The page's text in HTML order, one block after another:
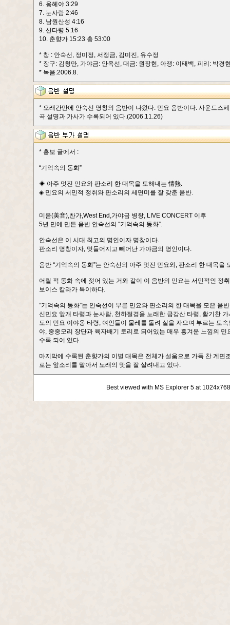
6. 옹헤야 3:29
7. 눈사람 2:46
8. 남원산성 4:16
9. 산타령 5:16
10. 춘향가 15:23 총 53:00
* 창 : 안숙선, 정미정, 서정금, 김미진, 유수정
* 장구: 김청만, 가야금: 안옥선, 대금: 원장현, 아쟁: 이태백, 피리: 박경
* 녹음:2006.8.
* 오래간만에 안숙선 명창의 음반이 나왔다. 민요 음반이다. 사운드스
곡 설명과 가사가 수록되어 있다.(2006.11.26)
* 홍보 글에서 :
“기억속의 동화”
◈ 아주 멋진 민요와 판소리 한 대목을 토해내는 情熱.
◈ 민요의 서민적 정취와 판소리의 세면미를 잘 갖춘 음반.
미음(美音),찬가,West End,가야금 병창, LIVE CONCERT 이후
5년 만에 만든 음반 안숙선의 “기억속의 동화”.
안숙선은 이 시대 최고의 명인이자 명창이다.
판소리 명창이자, 멋들어지고 빼어난 가야금의 명인이다.
음반 “기억속의 동화”는 안숙선의 아주 멋진 민요와, 판소리 한 대목을
어릴 적 동화 속에 젖어 있는 거와 같이 이 음반의 민요는 서민적인 정
보이스 칼라가 특이하다.
“기억속의 동화”는 안숙선이 부른 민요와 판소리의 한 대목을 모은 음
신민요 앞개 타령과 눈사람, 천하절경을 노래한 금강산 타령, 활기찬
도의 민요 이야옹 타령, 여인들이 물레를 돌려 실을 자으며 부르는 토
야, 중중모리 장단과 육자배기 토리로 되어있는 매우 흥겨운 느낌의
수록 되어 있다.
마지막에 수록된 춘향가의 이별 대목은 전체가 설움으로 가득 찬 계
로는 앞소리를 맡아서 노래의 맛을 잘 살려내고 있다.
Best viewed with MS Explorer 5 at